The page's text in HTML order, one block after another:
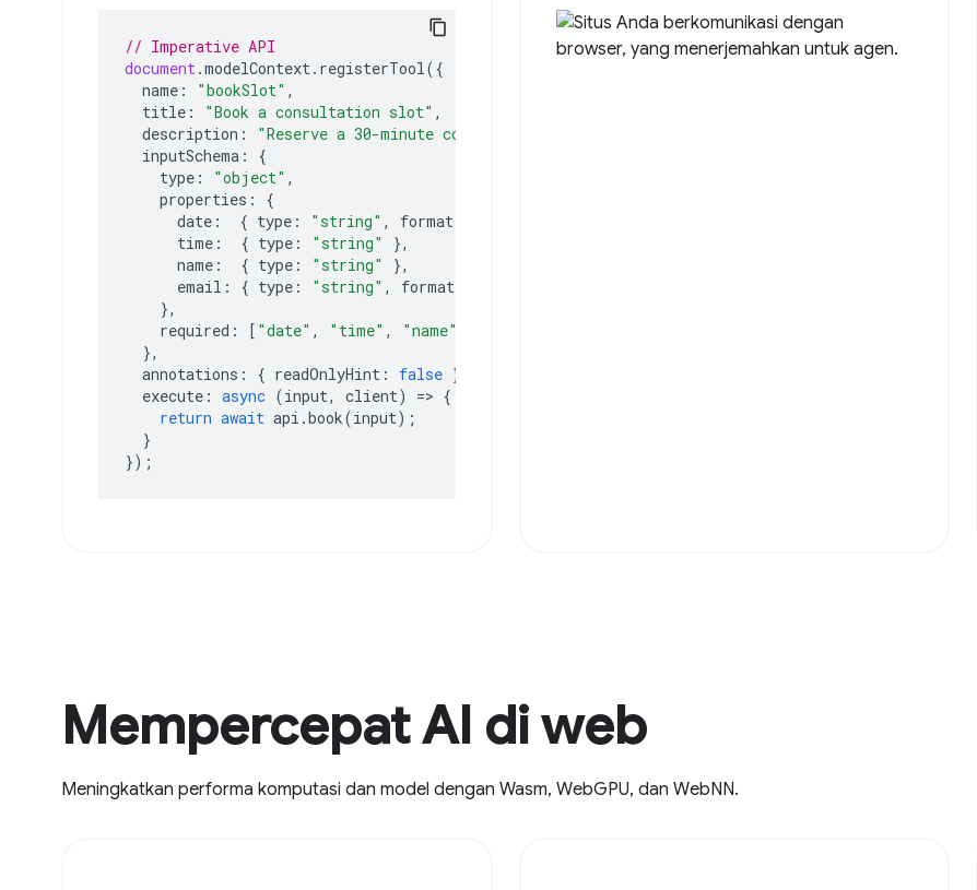
// Imperative API
document .modelContext . registerTool ({
name : "bookSlot" ,
title : "Book a consultation slot" ,
description : "Reserve a 30-minute consultation."
inputSchema :
{
type : "object" ,
properties :
{
date : { type : "string" , format
time : { type : "string"
},
name : { type : "string"
},
email : { type : "string" , format
},
required : [ "date" , "time" , "name"
},
annotations : { readOnlyHint : false },
execute : async (input, client) => {
return await api .book(input);
}
});
Mempercepat AI di web
Meningkatkan performa komputasi dan model dengan Wasm, WebGPU, dan WebNN.